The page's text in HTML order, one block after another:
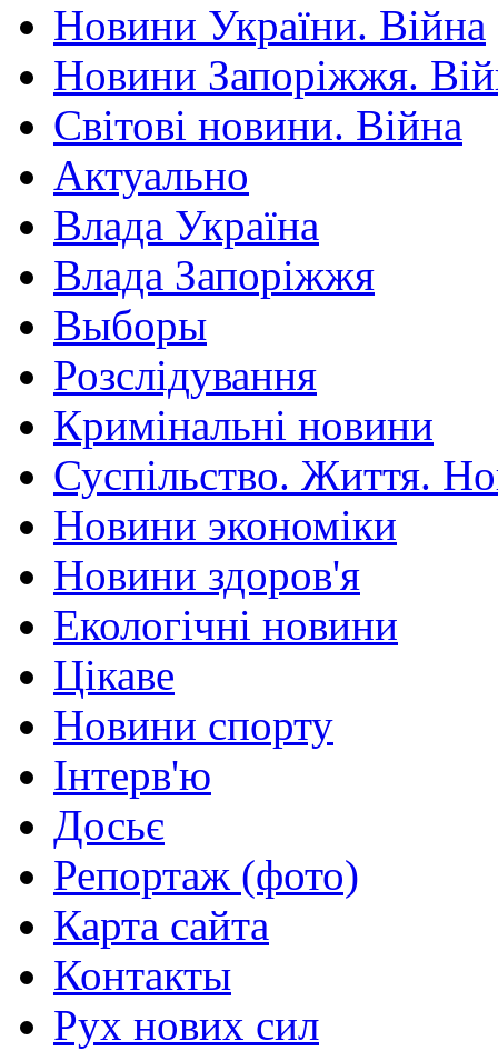
Новини України. Війна
Новини Запоріжжя.
Світові новини. Війна
Актуально
Влада Україна
Влада Запоріжжя
Выборы
Розслідування
Кримінальні новини
Суспільство. Життя.
Новини экономіки
Новини здоров'я
Екологічні новини
Цікаве
Новини спорту
Інтерв'ю
Досьє
Репортаж (фото)
Карта сайта
Контакты
Рух нових сил